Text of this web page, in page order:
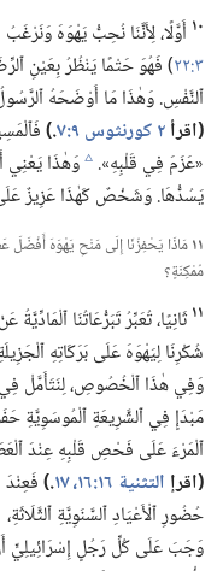
١٠ أَوَّلًا،‏ لِأَنَّنَا نُحِبُّ يَهْوَهَ
٣:‏٢٢
‏)‏ فَهُوَ حَتْمًا يَنْظُرُ بِعَيْنِ
ٱلنَّفْسِ.‏ وَهٰذَا مَا أَوْضَحَهُ
‏(‏اقرأ٢ كورنثوس ٩:‏٧ ‏.‏)‏
«عَزَمَ فِي قَلْبِهِ».‏ cوَهٰذَا يَعْنِي
يَسُدُّهَا.‏ وَشَخْصٌ كَهٰذَا عَزِيزٌ
١١مَاذَا يَحْفِزُنَا إِلَى مَنْحِ يَهْوَهَ أَفْضَلَ
مُمْكِنَةٍ؟‏
١١ ثَانِيًا،‏ تُعَبِّرُ تَبَرُّعَاتُنَا ٱلْمَادِّيَّةُ عَنْ
شُكْرِنَا لِيَهْوَهَ عَلَى بَرَكَاتِهِ
وَفِي هٰذَا ٱلْخُصُوصِ،‏ لِنَتَأَمَّلْ فِي
مَبْدَإٍ فِي ٱلشَّرِيعَةِ ٱلْمُوسَوِيَّةِ
ٱلْمَرْءَ عَلَى فَحْصِ قَلْبِهِ عِنْدَ
‏(‏اقرإ التثنية ١٦:‏​١٦،‏ ١٧ ‏.‏)‏فَعِنْدَ
حُضُورِ ٱلْأَعْيَادِ ٱلسَّنَوِيَّةِ ٱلثَّلَاثَةِ،‏
وَجَبَ عَلَى كُلِّ رَجُلٍ إِسْرَائِيلِيٍّ